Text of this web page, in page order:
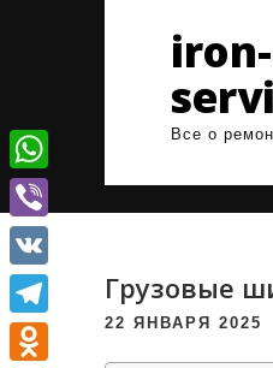
iron-
Все о
Грузовые
22 ЯНВАРЯ 2025
W
h
a
V
i
b
e
V
K
T